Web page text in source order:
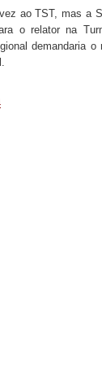
ao TST, mas a
o relator na
demandaria